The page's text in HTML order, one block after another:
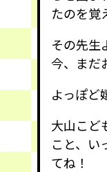
たのを覚
その先生
今、まだ
よっぽど
大山こど
こと、い
てね！